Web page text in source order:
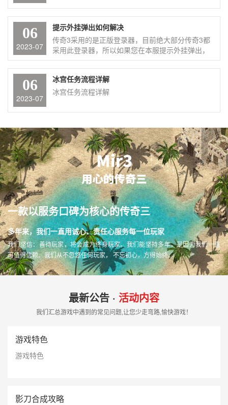
06
2023-07
提示外挂弹出如何解决
传奇3采用的是正版登录器，目前绝大部分传奇3都
采用此登录器，所以如果您在本服提示外挂弹出，
在其他服也会遇到类似情况。 出现该提示的原因有
2, 1：是您确实在使用外挂 2：是登录器误报。 就
像杀毒软件误报我们的登录器或外挂为病毒一样，
我们的登录器也会有小几率误报其他软件。 解决办
音、部分看图软件。原因是这类软件含有加速外挂
图标也退出才算完整退出。 2、根据管理员观察，
部分网吧的管理软件也存在冲突，可联系网管解
决。 3、如果找不到是哪个软件存在冲突，可以使
用排除法，一个一个的关闭其他软件，直至不报为
止。 4、比较极端的方法，重新安装系统，先不要
安装其他软件（QQ等没问题），然后运行游戏。
建议使用360安全卫士中的开机加速，将不是必须的
开启启动软件全部关掉，然后重启电脑。
06
2023-07
冰宫任务流程详解
冰宫任务流程详解
一款以服务口碑为核心的传奇三
多年来，我们一直用诚心、责任心服务每一位玩家
我们坚信：善待玩家，将会成为终身玩家。我们能坚持多年，是因为我们一直
可值得信赖。我们从不忽悠任何玩家， 不忘初心，方得始终。
最新公告 · 活动内容
我们汇总游戏中遇到的常见问题,让您少走弯路,愉快游戏！
游戏特色
游戏特色
影刀合成攻略